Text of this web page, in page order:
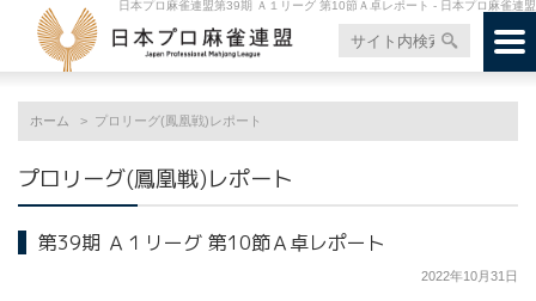
日本プロ麻雀連盟第39期 Ａ１リーグ 第10節Ａ卓レポート - 日本プロ麻雀連盟
ホーム プロリーグ(鳳凰戦)レポート
プロリーグ(鳳凰戦)レポート
第39期 Ａ１リーグ 第10節Ａ卓レポート
2022年10月31日